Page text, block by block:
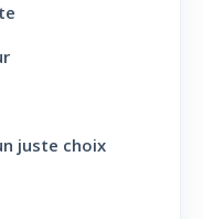
juste choix